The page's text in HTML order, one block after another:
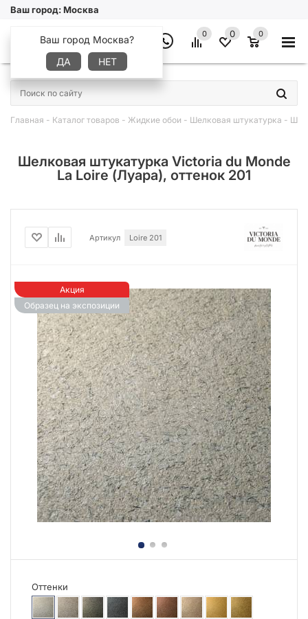
Ваш город:Москва
Ваш город Москва?
ДА
НЕТ
0 0 0
×
Главная - Каталог товаров - Жидкие обои - Шелковая штукатурка -
Шелковая штукатурка Victoria du Monde
La Loire (Луара), оттенок 201
Акция
Образец на экспозиции
Артикул Loire 201
Оттенки